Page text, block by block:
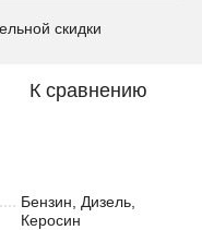
скидки
К сравнению
Бензин, Дизель,
Керосин